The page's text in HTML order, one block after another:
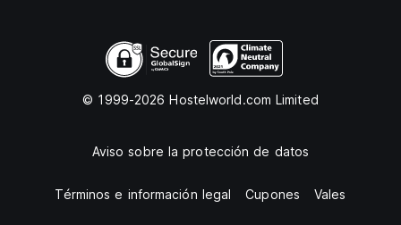
© 1999-2026 Hostelworld.com Limited
Aviso sobre la protección de datos
Términos e información legal Cupones Vales